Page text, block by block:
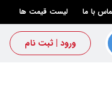
با ما لیست قیمت ها
ورود | ثبت نام
×